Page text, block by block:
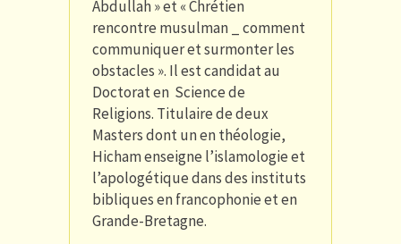
Abdullah » et « Chrétien
rencontre musulman _ comment
communiquer et surmonter les
obstacles ». Il est candidat au
Doctorat en Science de
Religions. Titulaire de deux
Masters dont un en théologie,
Hicham enseigne l’islamologie et
l’apologétique dans des instituts
bibliques en francophonie et en
Grande-Bretagne.